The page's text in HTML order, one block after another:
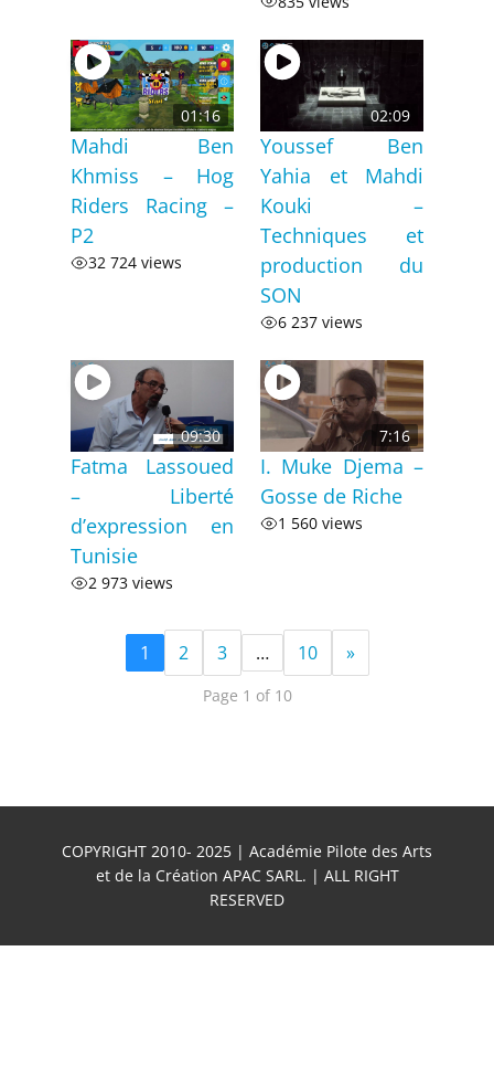
01:16
Mahdi Ben
Khmiss – Hog
Riders Racing –
P2
32 724 views
02:09
Youssef Ben
Yahia et Mahdi
Kouki –
Techniques et
production du
SON
6 237 views
09:30
Fatma Lassoued
– Liberté
d’expression en
Tunisie
2 973 views
7:16
I. Muke Djema –
Gosse de Riche
1 560 views
1 2 3 … 10 »
Page 1 of 10
COPYRIGHT 2010- 2025 | Académie Pilote des Arts
et de la Création APAC SARL. | ALL RIGHT
RESERVED